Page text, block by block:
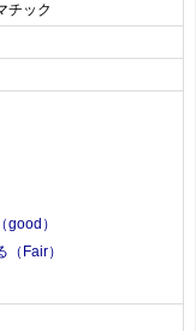
チック
）
Fair）